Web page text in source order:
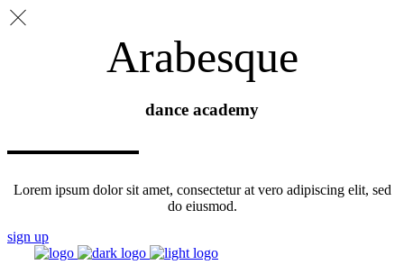
Arabesque
dance academy
Lorem ipsum dolor sit amet, consectetur at vero adipiscing elit, sed
do eiusmod.
sign up